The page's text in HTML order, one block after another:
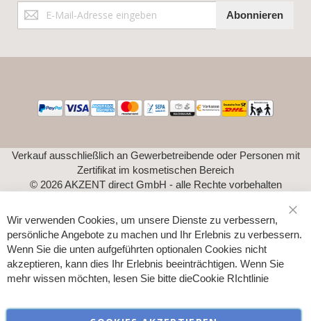
Anmeldung
zum
Abonnieren
Verkauf ausschließlich an Gewerbetreibende oder Personen mit
Zertifikat im kosmetischen Bereich
© 2026 AKZENT direct GmbH - alle Rechte vorbehalten
Wir verwenden Cookies, um unsere Dienste zu verbessern,
persönliche Angebote zu machen und Ihr Erlebnis zu verbessern.
Wenn Sie die unten aufgeführten optionalen Cookies nicht
akzeptieren, kann dies Ihr Erlebnis beeinträchtigen. Wenn Sie
mehr wissen möchten, lesen Sie bitte dieCookie RIchtlinie